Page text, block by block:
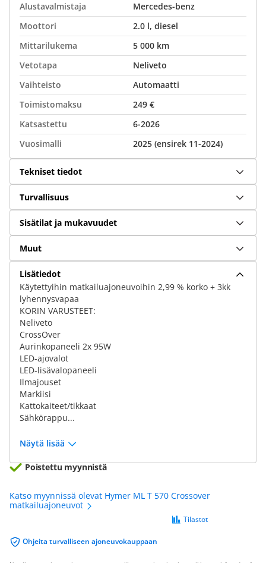
Alustavalmistaja
Mercedes-benz
Moottori
2.0 l, diesel
Mittarilukema
5 000 km
Vetotapa
Neliveto
Vaihteisto
Automaatti
Toimistomaksu
249 €
Katsastettu
6-2026
Vuosimalli
2025 (ensirek 11-2024)
Tekniset tiedot
Turvallisuus
Sisätilat ja mukavuudet
Muut
Lisätiedot
Käytettyihin matkailuajoneuvoihin 2,99 % korko + 3kk
lyhennysvapaa
KORIN VARUSTEET:
Neliveto
CrossOver
Aurinkopaneeli 2x 95W
LED-ajovalot
LED-lisävalopaneeli
Ilmajouset
Markiisi
Kattokaiteet/tikkaat
Sähkörappu...
Näytä lisää
Poistettu myynnistä
Katso myynnissä olevat Hymer ML T 570 Crossover
matkailuajoneuvot
Ohjeita turvalliseen ajoneuvokauppaan
Tilastot